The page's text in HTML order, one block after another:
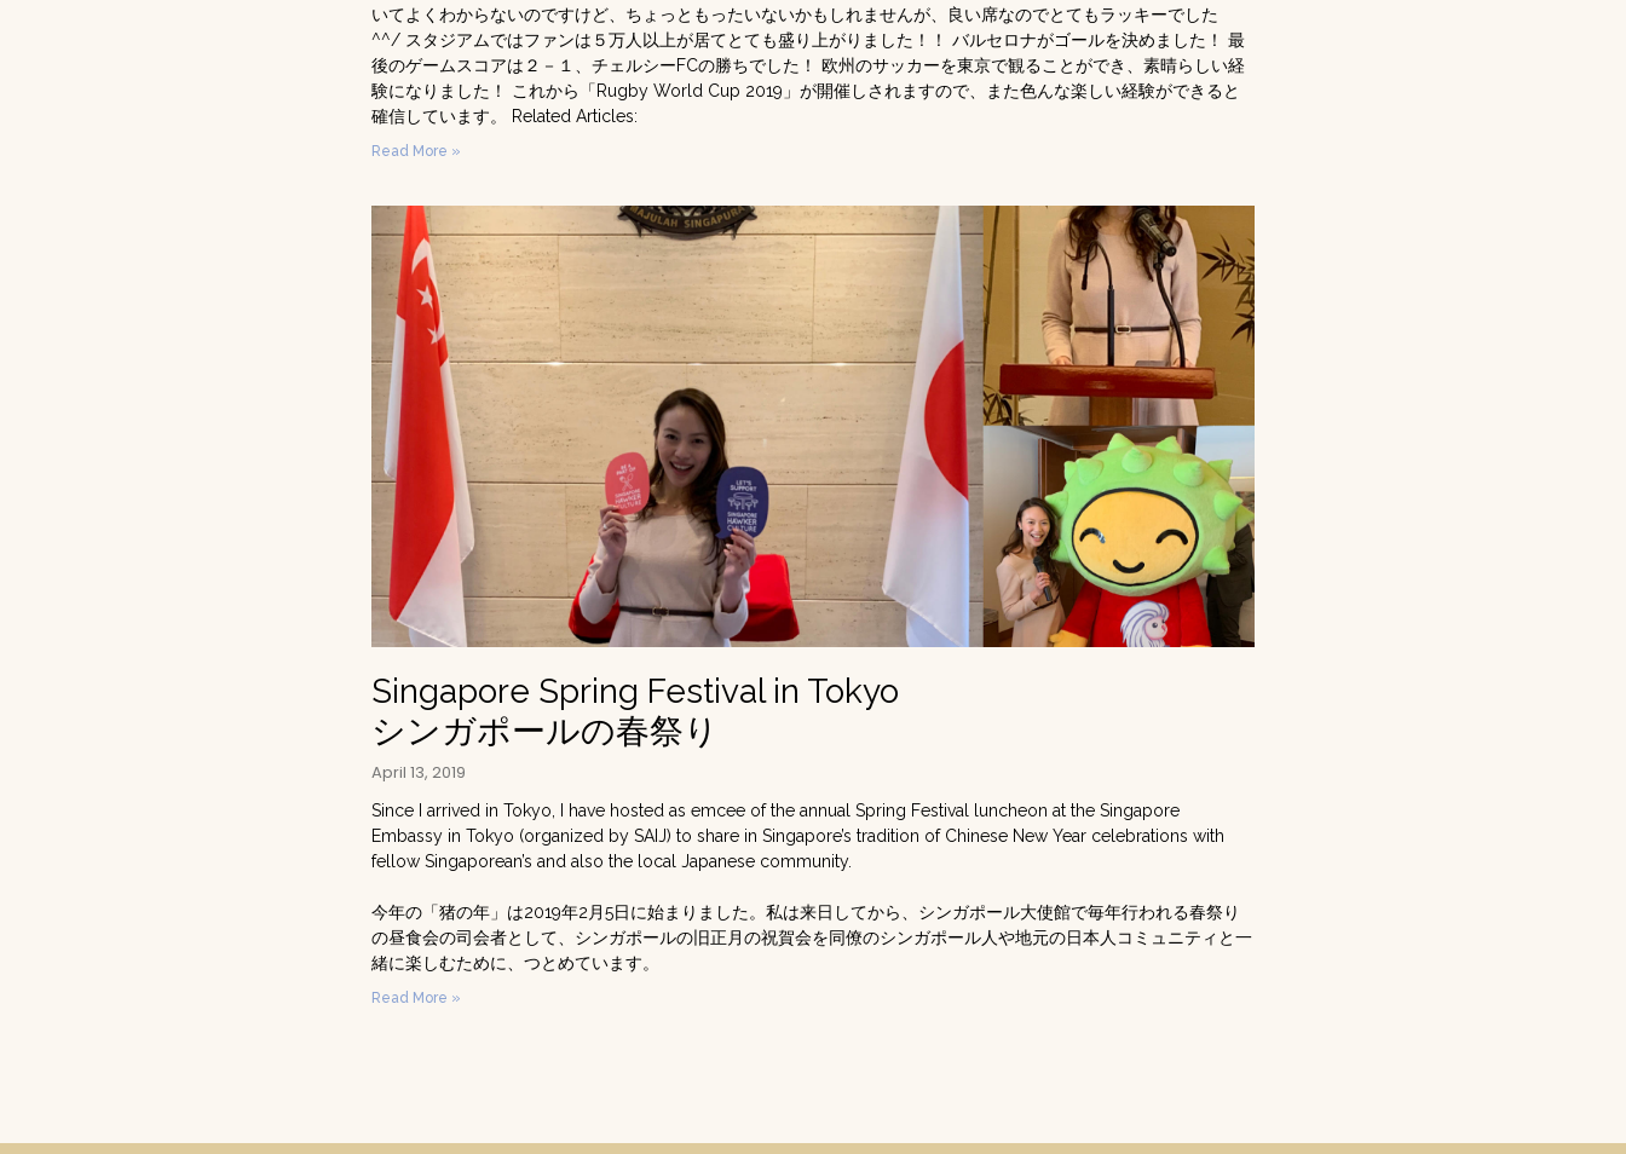
いてよくわからないのですけど、ちょっともったいないかもしれませんが、良い席なのでとてもラッキーでした
^^/ スタジアムではファンは５万人以上が居てとても盛り上がりました！！ バルセロナがゴールを決めました！ 最
後のゲームスコアは２－１、チェルシーFCの勝ちでした！ 欧州のサッカーを東京で観ることができ、素晴らしい経
験になりました！ これから「Rugby World Cup 2019」が開催しされますので、また色んな楽しい経験ができると
確信しています。 Related Articles:
Read More »
Singapore Spring Festival in Tokyo
シンガポールの春祭り
April 13, 2019
Since I arrived in Tokyo, I have hosted as emcee of the annual Spring Festival luncheon at the Singapore
Embassy in Tokyo (organized by SAIJ) to share in Singapore’s tradition of Chinese New Year celebrations with
fellow Singaporean’s and also the local Japanese community.
今年の「猪の年」は2019年2月5日に始まりました。私は来日してから、シンガポール大使館で毎年行われる春祭り
の昼食会の司会者として、シンガポールの旧正月の祝賀会を同僚のシンガポール人や地元の日本人コミュニティと一
緒に楽しむために、つとめています。
Read More »